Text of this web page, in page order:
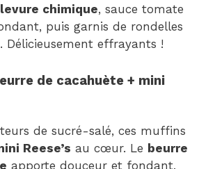
levure chimique, sauce tomate
puis garnis de rondelles
Délicieusement effrayants !
de cacahuète + mini
de sucré-salé, ces muffins
Reese’s au cœur. Le beurre
apporte douceur et fondant,